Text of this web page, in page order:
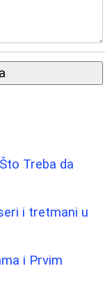
Treba da
i tretmani u
i Prvim